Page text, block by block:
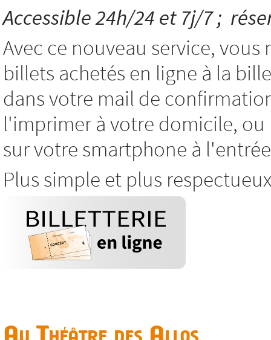
Accessible 24h/24 et 7j/7 ;
Avec ce nouveau service,
billets achetés en ligne à la
dans votre mail de
l'imprimer à votre domicile,
sur votre smartphone à
Plus simple et plus
Au Théâtre des Allos